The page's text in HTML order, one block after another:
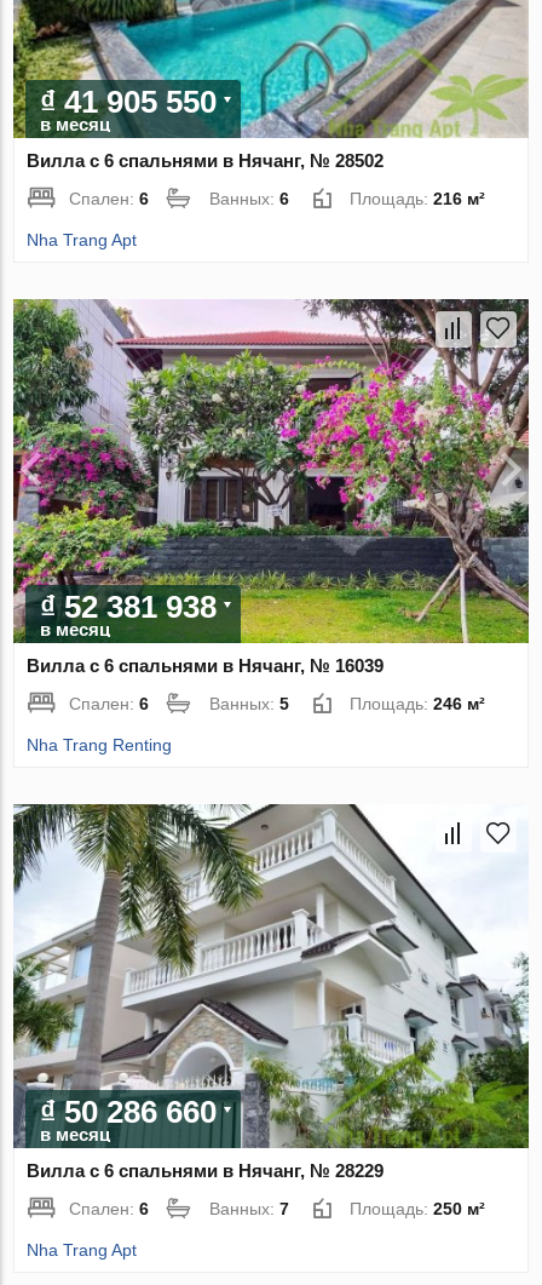
₫ 41 905 550
в месяц
Вилла с 6 спальнями в Нячанг, № 28502
Спален:6 Ванных:6 Площадь:216 м²
Nha Trang Apt
₫ 52 381 938
в месяц
Вилла с 6 спальнями в Нячанг, № 16039
Спален:6 Ванных:5 Площадь:246 м²
Nha Trang Renting
₫ 50 286 660
в месяц
Вилла с 6 спальнями в Нячанг, № 28229
Спален:6 Ванных:7 Площадь:250 м²
Nha Trang Apt